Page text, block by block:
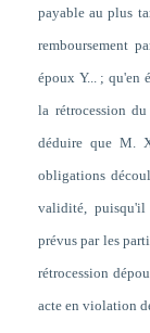
payable au plus
remboursement
époux Y... ; qu'en
la rétrocession
déduire que M.
obligations
validité, puisqu'il
prévus par les
rétrocession
acte en violation